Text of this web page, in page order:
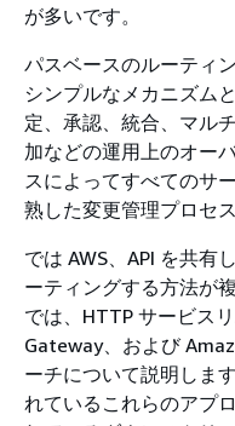
が多いです。
パスベースのルーティ
シンプルなメカニズム
定、承認、統合、マル
加などの運用上のオー
スによってすべてのサ
熟した変更管理プロセ
では AWS、API を共有
ーティングする方法が
では、HTTP サービス
Gateway、および
ーチについて説明しま
れているこれらのアプ